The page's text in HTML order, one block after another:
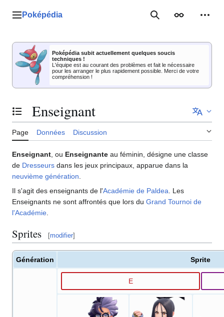
Menu principal
Poképédia RechercherApparence
Poképédia subit actuellement quelques soucis
techniques !
L'équipe est au courant des problèmes et fait le nécessaire
pour les arranger le plus rapidement possible. Merci de votre
compréhension !
Basculer la table des matières
Enseignant
Page Données Discussion
Enseignant , ou Enseignante au féminin, désigne une classe
de Dresseurs dans les jeux principaux, apparue dans la
neuvième génération
Il s'agit des enseignants de l'Académie de Paldea . Les
Enseignants ne sont affrontés que lors du Grand Tournoi de
l'Académie
Sprites [modifier]
Génération Sprite
E